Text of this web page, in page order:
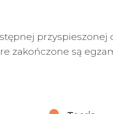
przyspieszonej
zakończone są